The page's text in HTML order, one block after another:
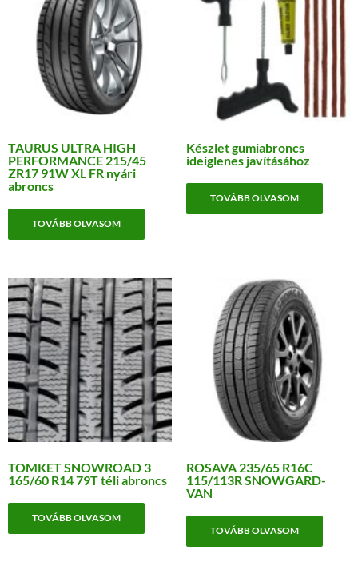
TAURUS ULTRA HIGH
PERFORMANCE 215/45
ZR17 91W XL FR nyári
abroncs
TOVÁBB OLVASOM
Készlet gumiabroncs
ideiglenes javításához
TOVÁBB OLVASOM
TOMKET SNOWROAD 3
165/60 R14 79T téli abroncs
TOVÁBB OLVASOM
ROSAVA 235/65 R16C
115/113R SNOWGARD-
VAN
TOVÁBB OLVASOM